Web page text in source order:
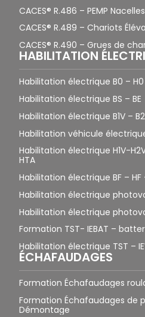
CACES® R.486 – PEMP Nacelles
CACES® R.489 – Chariots
CACES® R.490 – Grues de
HABILITATION
Habilitation électrique B0 – H0
Habilitation électrique BS – BE
Habilitation électrique B1V –
Habilitation véhicule électrique
Habilitation électrique H1V-
HTA
Habilitation électrique BF – HF
Habilitation électrique
Habilitation électrique
Formation TST- IEBAT –
Habilitation électrique TST –
ÉCHAFAUDAGES
Formation Échafaudages
Formation Échafaudages de
Démontage